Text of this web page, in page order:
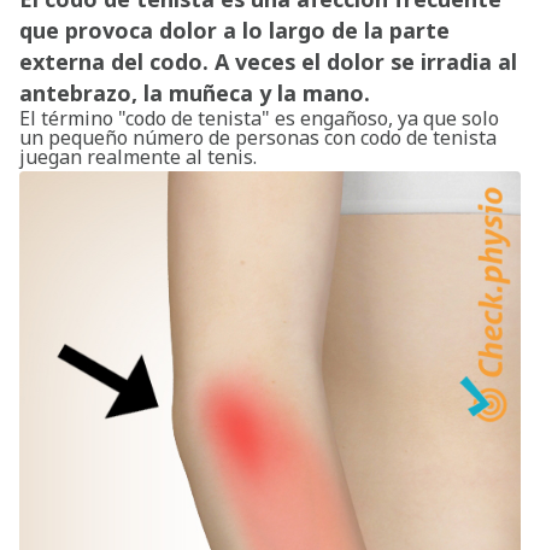
que provoca dolor a lo largo de la parte
externa del codo. A veces el dolor se irradia al
antebrazo, la muñeca y la mano.
El término "codo de tenista" es engañoso, ya que solo
un pequeño número de personas con codo de tenista
juegan realmente al tenis.